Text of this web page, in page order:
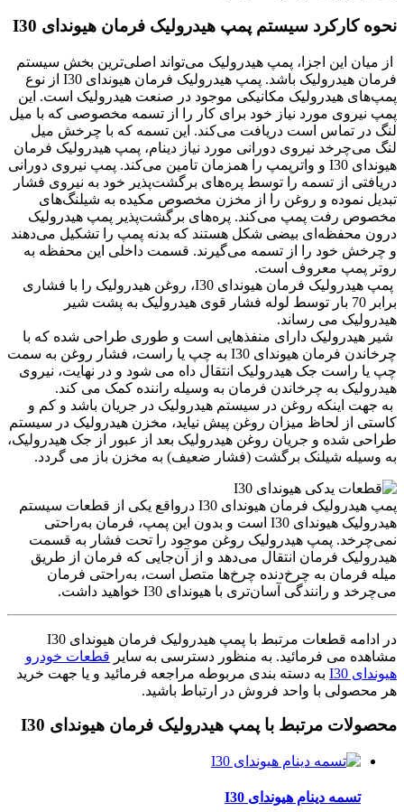
نحوه کارکرد سیستم پمپ هیدرولیک فرمان هیوندای I30
از میان این اجزا، پمپ هیدرولیک می‌تواند اصلی‌ترین بخش سیستم
فرمان هیدرولیک باشد. پمپ هیدرولیک فرمان هیوندای I30 از نوع
پمپ‌های هیدرولیک مکانیکی موجود در صنعت هیدرولیک است. این
پمپ نیروی مورد نیاز خود برای کار را از تسمه مخصوصی که با میل
لنگ در تماس است دریافت می‌کند. این تسمه که با چرخش میل
لنگ می‌چرخد نیروی دورانی مورد نیاز دینام، پمپ هیدرولیک فرمان
هیوندای I30 و واترپمپ را همزمان تامین می‌کند. پمپ نیروی دورانی
دریافتی از تسمه را توسط پره‌های برگشت‌پذیر خود به نیروی فشار
تبدیل نموده و روغن را از مخزن مخصوص مکیده به شیلنگ‌های
مخصوص رفت پمپ می‌کند. پره‌های برگشت‌پذیر پمپ هیدرولیک
درون محفظه‌ای بیضی شکل هستند که بدنه پمپ را تشکیل می‌دهند
و چرخش خود را از تسمه می‌گیرند. قسمت داخلی این محفظه به
روتر پمپ معروف است.
پمپ هیدرولیک فرمان هیوندای I30، روغن هیدرولیک را با فشاری
برابر 70 بار توسط لوله فشار قوی هیدرولیک به پشت شیر
هیدرولیک می رساند.
شیر هیدرولیک دارای منفذهایی است و طوری طراحی شده که با
چرخاندن فرمان هیوندای I30 به چپ یا راست، فشار روغن به سمت
چپ یا راست جک هیدرولیک انتقال داه می شود و در نهایت، نیروی
هیدرولیک به چرخاندن فرمان به وسیله راننده کمک می کند.
به جهت اینکه روغن در سیستم هیدرولیک در جریان باشد و کم و
کاستی از لحاظ میزان روغن پیش نیاید، مخزن هیدرولیک در سیستم
طراحی شده و جریان روغن هیدرولیک بعد از عبور از جک هیدرولیک،
به وسیله شیلنک برگشت (فشار ضعیف) به مخزن باز می گردد.
پمپ هیدرولیک فرمان هیوندای I30 درواقع یکی از قطعات سیستم
هیدرولیک هیوندای I30 است و بدون این پمپ، فرمان به‌راحتی
نمی‌چرخد. پمپ هیدرولیک روغن موجود را تحت فشار به قسمت
هیدرولیک فرمان انتقال می‌دهد و از آن‌جایی که فرمان از طریق
میله فرمان به چرخ‌دنده چرخ‌ها متصل است، به‌راحتی فرمان
می‌چرخد و رانندگی آسان‌تری با هیوندای I30 خواهید داشت.
در ادامه قطعات مرتبط با پمپ هیدرولیک فرمان هیوندای I30
مشاهده می فرمائید. به منظور دسترسی به سایر قطعات خودرو
هیوندای I30
به دسته بندی مربوطه مراجعه فرمائید و یا جهت خرید
هر محصولی با واحد فروش در ارتباط باشید.
محصولات مرتبط با پمپ هیدرولیک فرمان هیوندای I30
تسمه دینام هیوندای I30